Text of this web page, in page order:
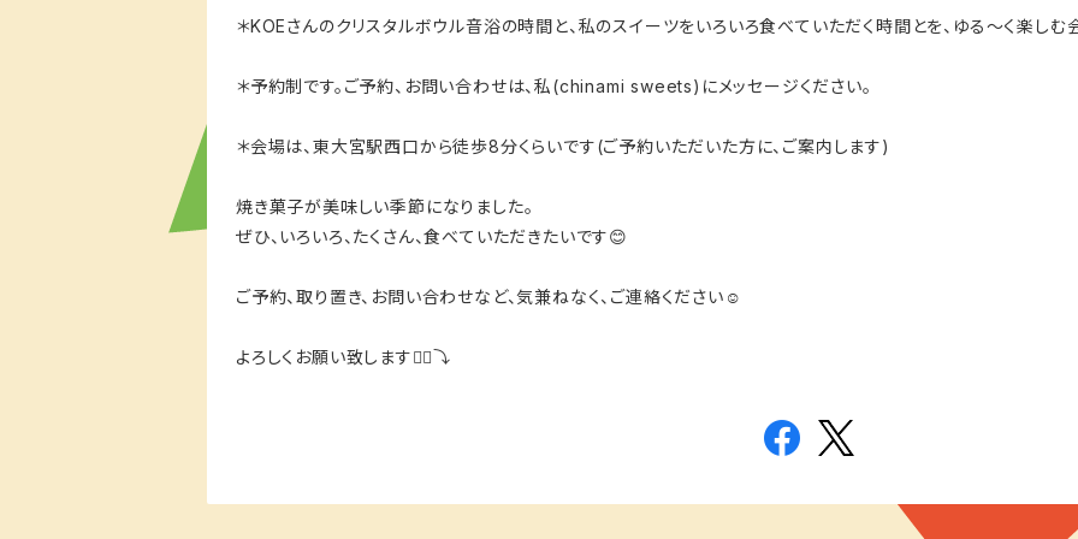
＊KOEさんのクリスタルボウル音浴の時間と、私のスイーツをいろいろ食べていただく時間とを、ゆる〜く楽しむ
＊予約制です。ご予約、お問い合わせは、私(chinami sweets)にメッセージください。
＊会場は、東大宮駅西口から徒歩8分くらいです(ご予約いただいた方に、ご案内します)
焼き菓子が美味しい季節になりました。
ぜひ、いろいろ、たくさん、食べていただきたいです😊
ご予約、取り置き、お問い合わせなど、気兼ねなく、ご連絡ください☺️
よろしくお願い致します🙇‍♀️⤵️